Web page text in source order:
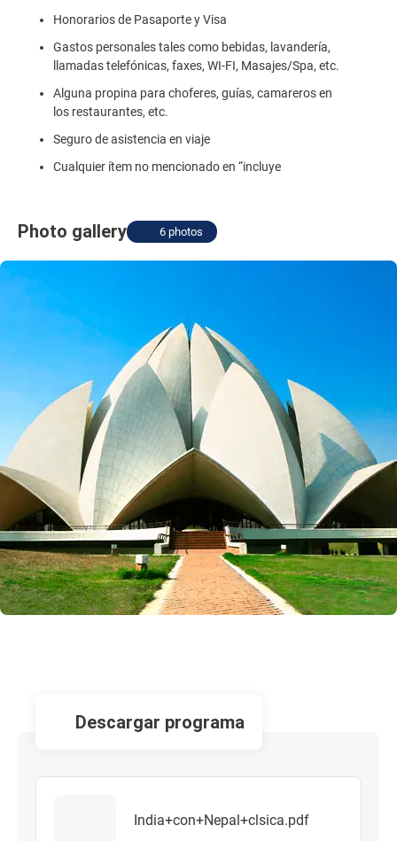
Honorarios de Pasaporte y Visa
Gastos personales tales como bebidas, lavandería,
llamadas telefónicas, faxes, WI-FI, Masajes/Spa, etc.
Alguna propina para choferes, guías, camareros en
los restaurantes, etc.
Seguro de asistencia en viaje
Cualquier ítem no mencionado en “incluye
Photo gallery 6 photos
descargar programa
India+con+Nepal+clsica.pdf